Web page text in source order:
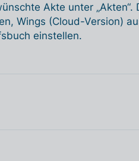
Akte unter „Akten“.
Wings (Cloud-Version)
einstellen.